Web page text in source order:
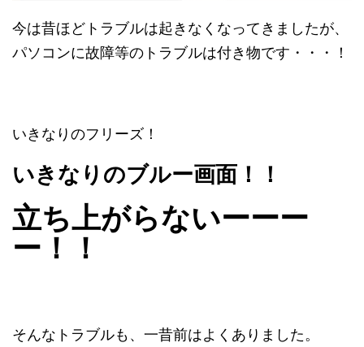
今は昔ほどトラブルは起きなくなってきましたが、
パソコンに故障等のトラブルは付き物です・・・！
いきなりのフリーズ！
いきなりのブルー画面！！
立ち上がらないーーー
ー！！
そんなトラブルも、一昔前はよくありました。